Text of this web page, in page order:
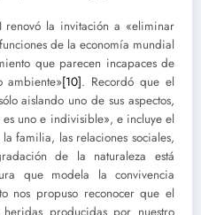
la invitación a «eliminar
de la economía mundial
que parecen incapaces de
ambiente»[10]. Recordó que el
aislando uno de sus aspectos,
uno e indivisible», e incluye el
familia, las relaciones sociales,
de la naturaleza está
que modela la convivencia
nos propuso reconocer que el